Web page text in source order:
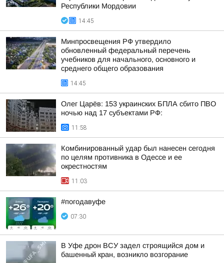
Республики Мордовии
14:45
Минпросвещения РФ утвердило
обновленный федеральный перечень
учебников для начального, основного и
среднего общего образования
14:45
Олег Царёв: 153 украинских БПЛА сбито ПВО
ночью над 17 субъектами РФ:
11:58
Комбинированный удар был нанесен сегодня
по целям противника в Одессе и ее
окрестностям
11:03
#погодавуфе
07:30
В Уфе дрон ВСУ задел строящийся дом и
башенный кран, возникло возгорание